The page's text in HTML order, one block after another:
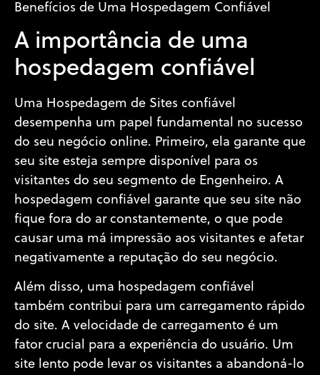
Benefícios de Uma Hospedagem Confiável
A importância de uma
hospedagem confiável
Uma Hospedagem de Sites confiável
desempenha um papel fundamental no sucesso
do seu negócio online. Primeiro, ela garante que
seu site esteja sempre disponível para os
visitantes do seu segmento de Engenheiro. A
hospedagem confiável garante que seu site não
fique fora do ar constantemente, o que pode
causar uma má impressão aos visitantes e afetar
negativamente a reputação do seu negócio.
Além disso, uma hospedagem confiável
também contribui para um carregamento rápido
do site. A velocidade de carregamento é um
fator crucial para a experiência do usuário. Um
site lento pode levar os visitantes a abandoná-lo